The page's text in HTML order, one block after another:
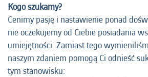
Kogo szukamy?
Cenimy pasję i nastawienie ponad
nie oczekujemy od Ciebie posiadania
umiejętności. Zamiast tego
naszym zdaniem pomogą Ci odnieść
tym stanowisku: